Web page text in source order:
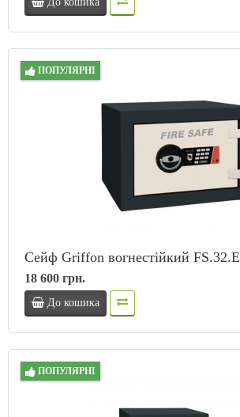
ПОПУЛЯРНІ
Сейф Griffon вогнестійкий FS.32.E
18 600 грн.
До кошика
ПОПУЛЯРНІ